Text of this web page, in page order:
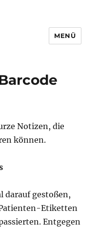
MENÜ
Notizen, die
können.
darauf gestoßen,
Etiketten
Entgegen